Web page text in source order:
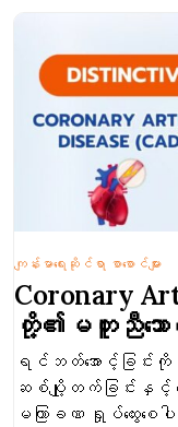
Coronary
တို့၏မတူညီ‌သော ရ
ရင်ဘတ်အောင့်ခြင်းကို
ဆစ်ပျို့တက်ခြင်းနှင့် သွေး
မကြာခဏ ရှုပ်ထွေးစေ
ကျန်းမာရေးဆိုင်ရာ စာစောင်များ